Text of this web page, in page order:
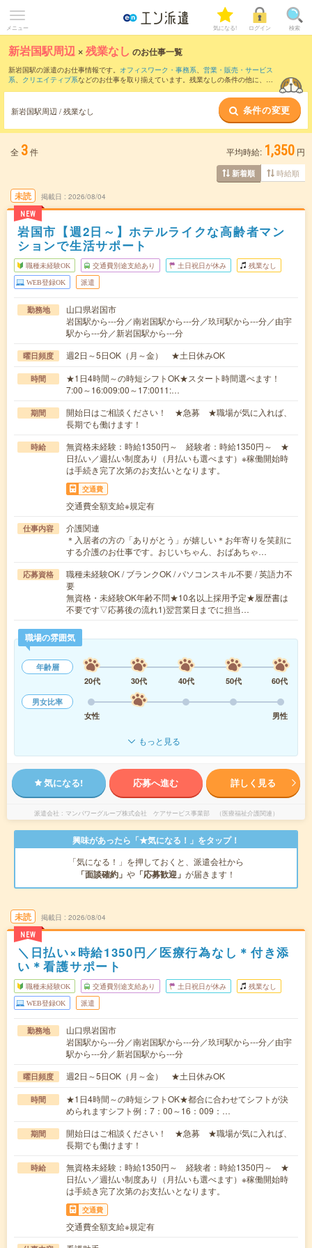
メニュー 気になる! ログイン 検索
新岩国駅周辺 ×残業なし のお仕事一覧
新岩国駅の派遣のお仕事情報です。 オフィスワーク・事務系、 営業・販売・サービス
系、 クリエイティブ系などのお仕事を取り揃えています。残業なしの条件の他に、 交
新岩国駅周辺 / 残業なし 条件の変更
全 3件 平均時給: 1,350 円
新着順 時給順
未読
NEW
掲載日 2026/08/04
岩国市【週2日～】ホテルライクな高齢者マン
ションで生活サポート
職種未経験OK 交通費別途支給あり 土日祝日が休み 残業なし
WEB登録OK 派遣
勤務地
山口県岩国市
岩国駅から---分／南岩国駅から---分／玖珂駅から---分／由宇
駅から---分／新岩国駅から---分
曜日頻度 週2日～5日OK（月～金） ★土日休みOK
時間
★1日4時間～の時短シフトOK★スタート時間選べます！
7:00～16:009:00～17:0011:…
期間
開始日はご相談ください！ ★急募 ★職場が気に入れば、
長期でも働けます！
時給
無資格未経験：時給1350円～ 経験者：時給1350円～ ★
日払い／週払い制度あり（月払いも選べます）※稼働開始時
は手続き完了次第のお支払いとなります。
交通費
交通費全額支給※規定有
仕事内容
介護関連
＊入居者の方の「ありがとう」が嬉しい＊お年寄りを笑顔に
する介護のお仕事です。おじいちゃん、おばあちゃ…
応募資格
職種未経験OK / ブランクOK / パソコンスキル不要 / 英語力不
要
無資格・未経験OK年齢不問★10名以上採用予定★履歴書は
不要です▽応募後の流れ1)翌営業日までに担当…
職場の雰囲気
年齢層
20代
30代 40代 50代
60代
男女比率
女性
男性
もっと見る
気になる! 応募へ進む 詳しく見る
派遣会社 マンパワーグループ株式会社 ケアサービス事業部 （医療福祉介護関連）
興味があったら「★気になる！」をタップ！
「気になる！」を押しておくと、派遣会社から
「面談確約」 や 「応募歓迎」 が届きます！
未読
NEW
掲載日 2026/08/04
＼日払い×時給1350円／医療行為なし＊付き添
い＊看護サポート
職種未経験OK 交通費別途支給あり 土日祝日が休み 残業なし
WEB登録OK 派遣
勤務地
山口県岩国市
岩国駅から---分／南岩国駅から---分／玖珂駅から---分／由宇
駅から---分／新岩国駅から---分
曜日頻度 週2日～5日OK（月～金） ★土日休みOK
時間
★1日4時間～の時短シフトOK★都合に合わせてシフトが決
められますシフト例：7：00～16：009：…
期間
開始日はご相談ください！ ★急募 ★職場が気に入れば、
長期でも働けます！
時給
無資格未経験：時給1350円～ 経験者：時給1350円～ ★
日払い／週払い制度あり（月払いも選べます）※稼働開始時
は手続き完了次第のお支払いとなります。
交通費
交通費全額支給※規定有